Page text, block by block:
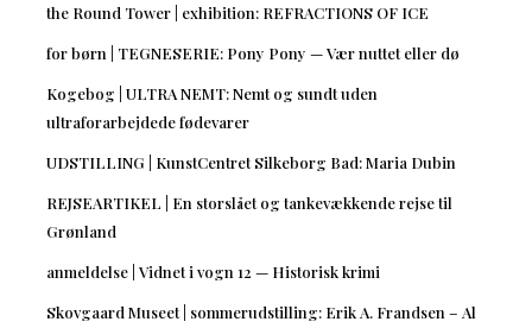
the Round Tower | exhibition: REFRACTIONS OF ICE
for børn | TEGNESERIE: Pony Pony — Vær nuttet eller dø
Kogebog | ULTRA NEMT: Nemt og sundt uden
ultraforarbejdede fødevarer
UDSTILLING | KunstCentret Silkeborg Bad: Maria Dubin
REJSEARTIKEL | En storslået og tankevækkende rejse til
Grønland
anmeldelse | Vidnet i vogn 12 — Historisk krimi
Skovgaard Museet | sommerudstilling: Erik A. Frandsen – Al